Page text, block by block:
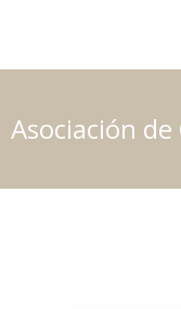
contenido
Asociación de